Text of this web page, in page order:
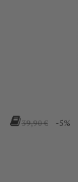
Prezzo
39,90 € -5%